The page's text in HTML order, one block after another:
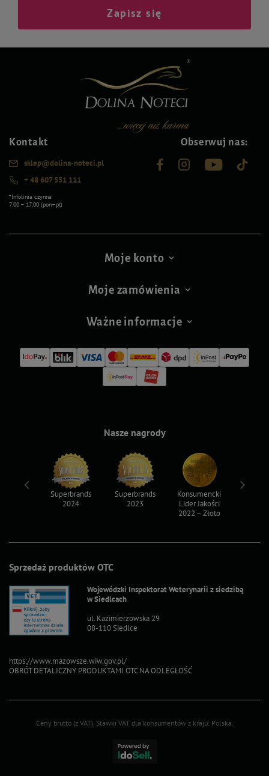
Zapisz się
Kontakt
sklep@dolina-noteci.pl
+ 48 607 551 111
*Infolinia czynna
7:00 – 17:00 (pon–pt)
Obserwuj nas:
Moje konto
Moje zamówienia
Ważne informacje
Sprzedaż produktów OTC
Wojewódzki Inspektorat Weterynarii z siedzibą
w Siedlcach
ul. Kazimierzowska 29
08-110 Siedlce
https://www.mazowsze.wiw.gov.pl/
OBRÓT DETALICZNY PRODUKTAMI OTC NA ODLEGŁOŚĆ
Nasze nagrody
Superbrands
2024
Superbrands
2023
Konsumencki
Lider Jakości
2022 – Złoto
Ceny brutto (z VAT). Stawki VAT dla konsumentów z kraju: Polska.